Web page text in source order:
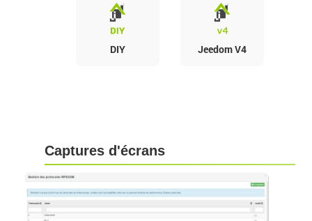
DIY Jeedom V4
Captures d'écrans